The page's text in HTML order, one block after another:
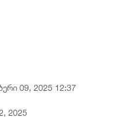
09, 2025 12:37
2025